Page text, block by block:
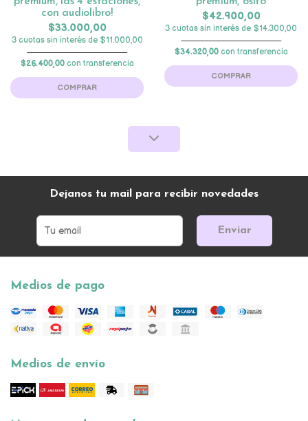
con audiolibro!
$33.000,00
3 cuotas sin interés de $11.000,00
$26.400,00con transferencia
COMPRAR
$42.900,00
3 cuotas sin interés de $14.300,00
$34.320,00con transferencia
COMPRAR
Dejanos tu mail para recibir novedades
Enviar
Medios de pago
Medios de envío